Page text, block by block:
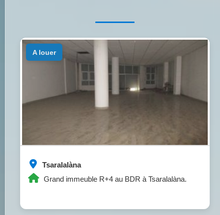
Tsaralalàna
Grand immeuble R+4 au BDR à Tsaralalàna.
a louer